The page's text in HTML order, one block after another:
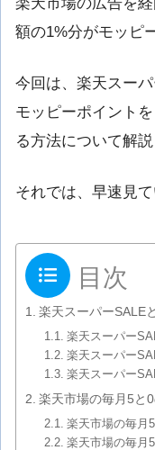
額の1%分がモッピ
今回は、楽天スー
モッピーポイント
る方法について解
それでは、早速見て
目次
楽天スーパーSALE
楽天スーパー
楽天スーパー
楽天スーパー
楽天市場の毎月5と
楽天市場の毎月
楽天市場の毎月